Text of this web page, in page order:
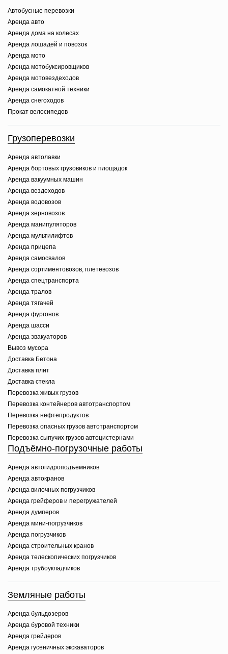
Автобусные перевозки
Аренда авто
Аренда дома на колесах
Аренда лошадей и повозок
Аренда мото
Аренда мотобуксировщиков
Аренда мотовездеходов
Аренда самокатной техники
Аренда снегоходов
Прокат велосипедов
Грузоперевозки
Аренда автолавки
Аренда бортовых грузовиков и площадок
Аренда вакуумных машин
Аренда вездеходов
Аренда водовозов
Аренда зерновозов
Аренда манипуляторов
Аренда мультилифтов
Аренда прицепа
Аренда самосвалов
Аренда сортиментовозов, плетевозов
Аренда спецтранспорта
Аренда тралов
Аренда тягачей
Аренда фургонов
Аренда шасси
Аренда эвакуаторов
Вывоз мусора
Доставка Бетона
Доставка плит
Доставка стекла
Перевозка живых грузов
Перевозка контейнеров автотранспортом
Перевозка нефтепродуктов
Перевозка опасных грузов автотранспортом
Перевозка сыпучих грузов автоцистернами
Подъёмно-погрузочные работы
Аренда автогидроподъемников
Аренда автокранов
Аренда вилочных погрузчиков
Аренда грейферов и перегружателей
Аренда думперов
Аренда мини-погрузчиков
Аренда погрузчиков
Аренда строительных кранов
Аренда телескопических погрузчиков
Аренда трубоукладчиков
Земляные работы
Аренда бульдозеров
Аренда буровой техники
Аренда грейдеров
Аренда гусеничных экскаваторов